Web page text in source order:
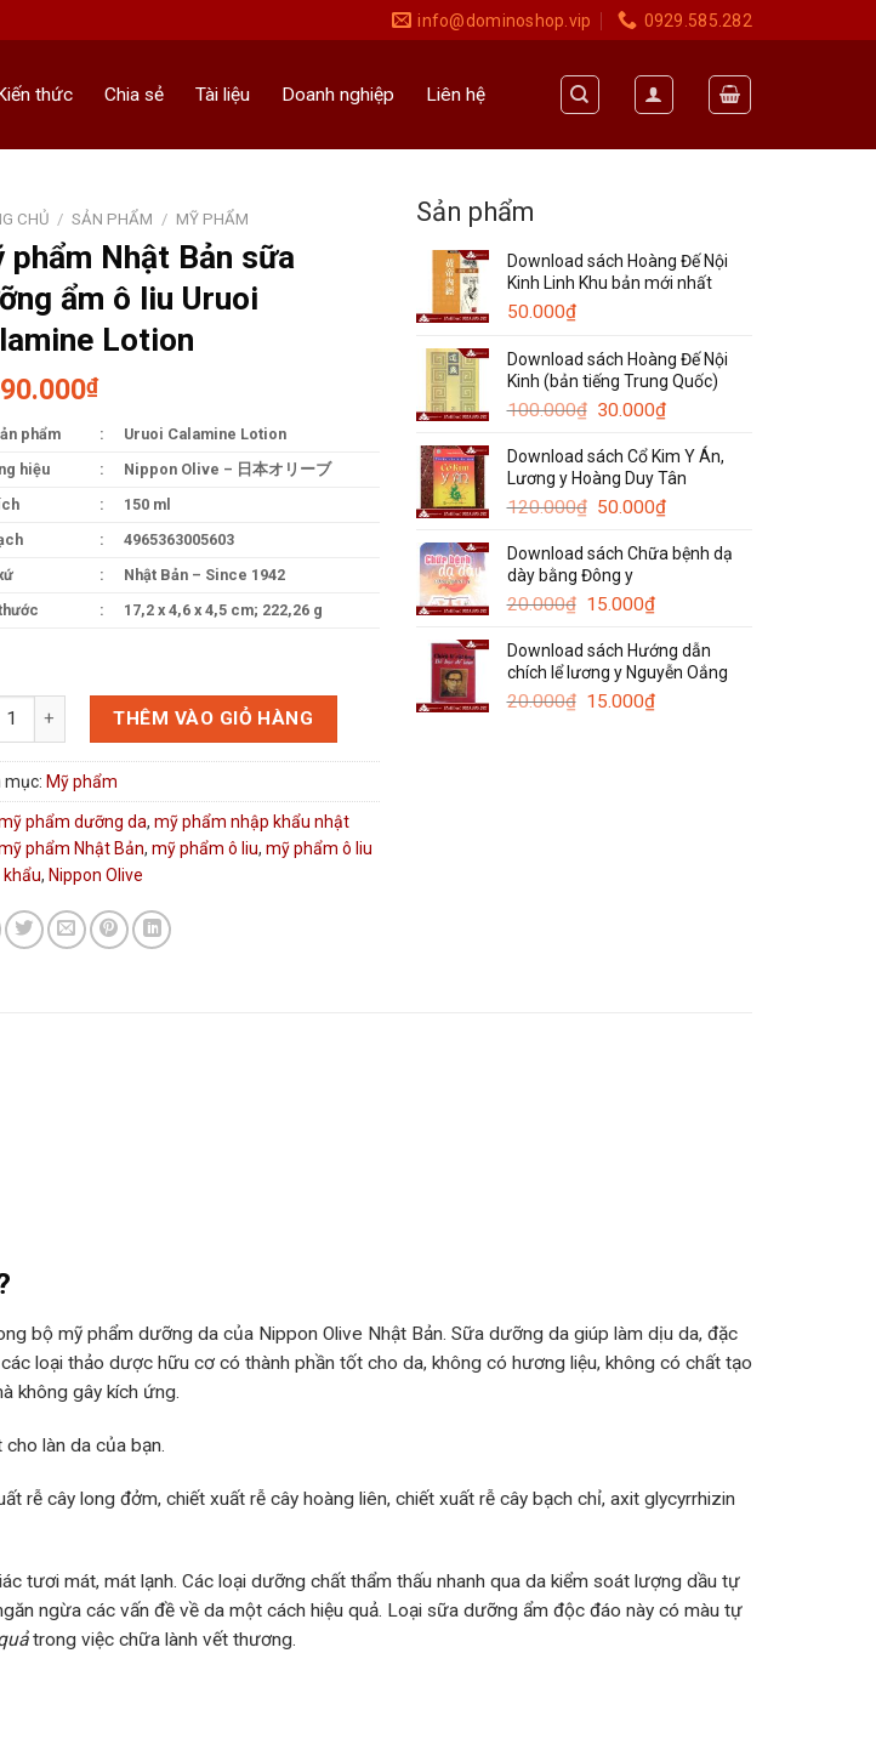
info@dominoshop.vip 0929.585.282
thức Chia sẻ Tài liệu Doanh nghiệp Liên hệ
CHỦ / SẢN PHẨM / MỸ PHẨM
phẩm Nhật Bản sữa
ẩm ô liu Uruoi
Lotion
₫
phẩm :
Uruoi Calamine Lotion
hiệu
:
Nippon Olive – 日本オリーブ
:
150 ml
:
4965363005603
:
Nhật Bản – Since 1942
: ‎‎‎17,2 x 4,6 x 4,5 cm; 222,26 g
Nhật Bản sữa dưỡng ẩm ô liu Uruoi Calamine Lotion số lượng
THÊM VÀO GIỎ HÀNG
mục: Mỹ phẩm
phẩm dưỡng da, mỹ phẩm nhập khẩu nhật
phẩm Nhật Bản, mỹ phẩm ô liu, mỹ phẩm ô liu
, Nippon Olive
Sản phẩm
Download sách Hoàng Đế Nội
Kinh Linh Khu bản mới nhất
50.000₫
Download sách Hoàng Đế Nội
Kinh (bản tiếng Trung Quốc)
100.000₫ Giá
là:
100.000₫.
30.000₫Giá
tại
là:
30.000₫.
Download sách Cổ Kim Y Án,
Lương y Hoàng Duy Tân
120.000₫ Giá
là:
120.000₫.
50.000₫Giá
tại
Download sách Chữa bệnh dạ
dày bằng Đông y
20.000₫ Giá
là:
20.000₫.
15.000₫Giá
tại
là:
15.000₫.
Download sách Hướng dẫn
chích lể lương y Nguyễn Oắng
20.000₫ Giá
15.000₫Giá
bộ mỹ phẩm dưỡng da của Nippon Olive Nhật Bản. Sữa dưỡng da giúp làm dịu da, đặc
loại thảo dược hữu cơ có thành phần tốt cho da, không có hương liệu, không có chất tạo
không gây kích ứng.
làn da của bạn.
rễ cây long đởm, chiết xuất rễ cây hoàng liên, chiết xuất rễ cây bạch chỉ, axit glycyrrhizin
tươi mát, mát lạnh. Các loại dưỡng chất thẩm thấu nhanh qua da kiểm soát lượng dầu tự
ngừa các vấn đề về da một cách hiệu quả. Loại sữa dưỡng ẩm độc đáo này có màu tự
trong việc chữa lành vết thương.